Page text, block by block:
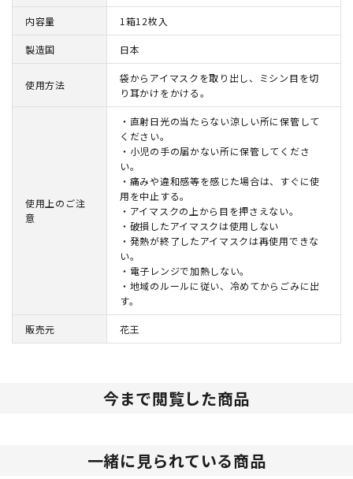
内容量 1箱12枚入
製造国 日本
使用方法
袋からアイマスクを取り出し、ミシン目を切
り耳かけをかける。
使用上のご注
意
・直射日光の当たらない涼しい所に保管して
ください。
・小児の手の届かない所に保管してくださ
い。
・痛みや違和感等を感じた場合は、すぐに使
用を中止する。
・アイマスクの上から目を押さえない。
・破損したアイマスクは使用しない
・発熱が終了したアイマスクは再使用できな
い。
・電子レンジで加熱しない。
・地域のルールに従い、冷めてからごみに出
す。
販売元 花王
今まで閲覧した商品
一緒に見られている商品